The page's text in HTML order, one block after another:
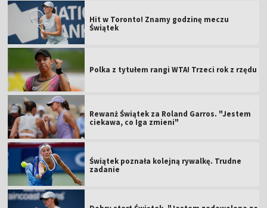
Hit w Toronto! Znamy godzinę meczu
Świątek
Polka z tytułem rangi WTA! Trzeci rok z rzędu
Rewanż Świątek za Roland Garros. "Jestem
ciekawa, co Iga zmieni"
Świątek poznała kolejną rywalkę. Trudne
zadanie